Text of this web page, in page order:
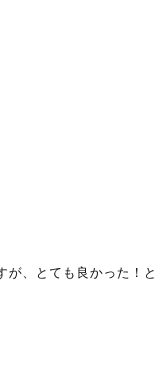
が、とても良かった！と